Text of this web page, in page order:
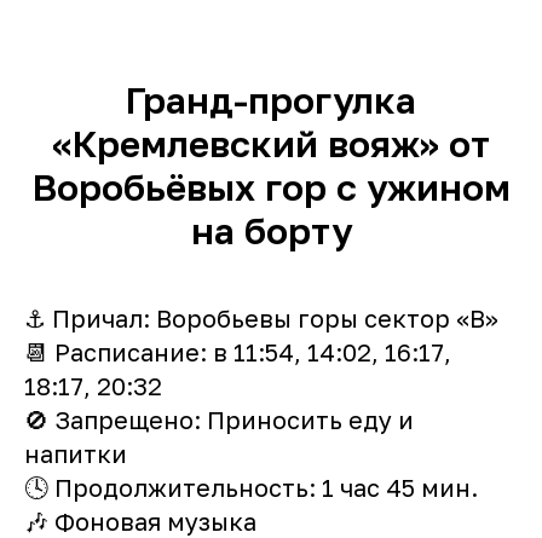
Гранд-прогулка
«Кремлевский вояж» от
Воробьёвых гор с ужином
на борту
⚓️ Причал: Воробьевы горы сектор «B»
📆 Расписание: в 11:54, 14:02, 16:17,
18:17, 20:32
🚫 Запрещено: Приносить еду и
напитки
🕓 Продолжительность: 1 час 45 мин.
🎶 Фоновая музыка